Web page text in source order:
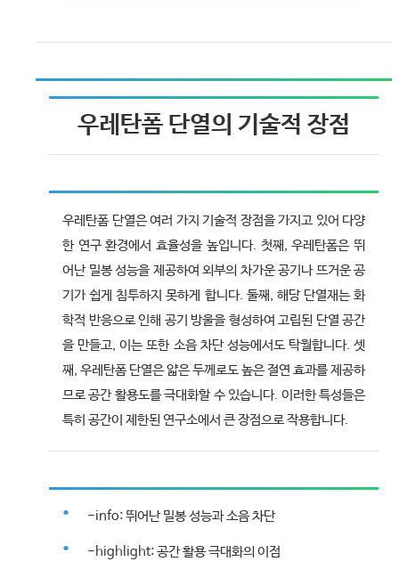
우레탄폼 단열의 기술적 장점
우레탄폼 단열은 여러 가지 기술적 장점을 가지고 있어 다양
한 연구 환경에서 효율성을 높입니다. 첫째, 우레탄폼은 뛰
어난 밀봉 성능을 제공하여 외부의 차가운 공기나 뜨거운 공
기가 쉽게 침투하지 못하게 합니다. 둘째, 해당 단열재는 화
학적 반응으로 인해 공기 방울을 형성하여 고립된 단열 공간
을 만들고, 이는 또한 소음 차단 성능에서도 탁월합니다. 셋
째, 우레탄폼 단열은 얇은 두께로도 높은 절연 효과를 제공하
므로 공간 활용도를 극대화할 수 있습니다. 이러한 특성들은
특히 공간이 제한된 연구소에서 큰 장점으로 작용합니다.
-info: 뛰어난 밀봉 성능과 소음 차단
-highlight: 공간 활용 극대화의 이점